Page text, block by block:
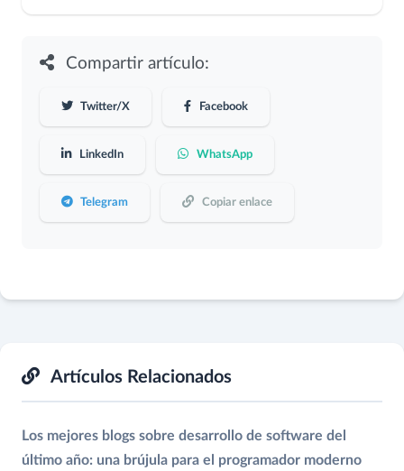
Compartir artículo:
Twitter/X Facebook
LinkedIn WhatsApp
Telegram Copiar enlace
Artículos Relacionados
Los mejores blogs sobre desarrollo de software del
último año: una brújula para el programador moderno